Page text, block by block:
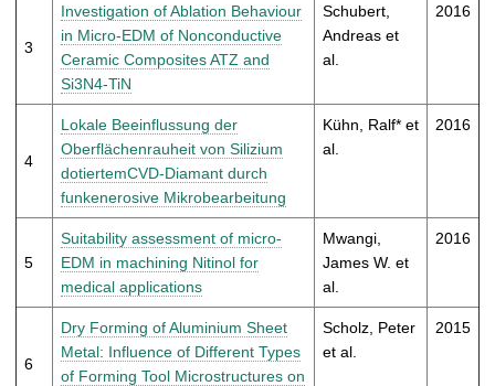
3
Investigation of Ablation Behaviour
in Micro-EDM of Nonconductive
Ceramic Composites ATZ and
Si3N4-TiN
Schubert,
Andreas et
al.
2016
4
Lokale Beeinflussung der
Oberflächenrauheit von Silizium
dotiertemCVD-Diamant durch
funkenerosive Mikrobearbeitung
Kühn, Ralf* et
al.
2016
5
Suitability assessment of micro-
EDM in machining Nitinol for
medical applications
Mwangi,
James W. et
al.
2016
6
Dry Forming of Aluminium Sheet
Metal: Influence of Different Types
of Forming Tool Microstructures on
Scholz, Peter
et al.
2015